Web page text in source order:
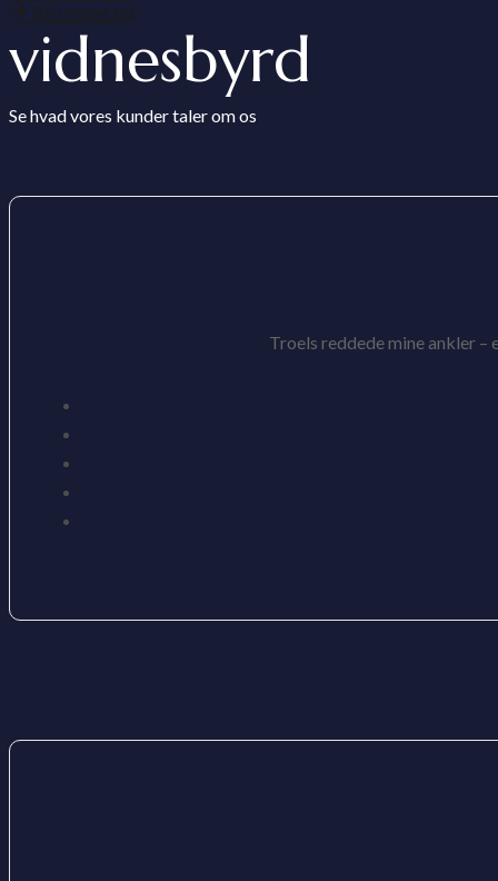
Bliv ringet op
vidnesbyrd
Se hvad vores kunder taler om os
Troels reddede mine ankler